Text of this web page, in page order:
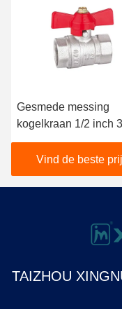
Gesmede messing
kogelkraan 1/2 inch
inch 100% getest op
lekkage
Vind de beste
TAIZHOU